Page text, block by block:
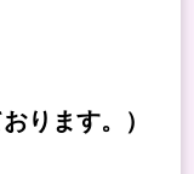
ります。）